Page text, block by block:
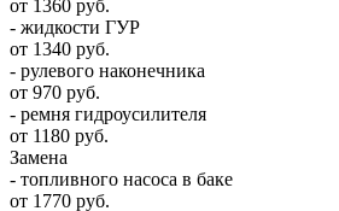
от 1360 руб.
- жидкости ГУР
от 1340 руб.
- рулевого наконечника
от 970 руб.
- ремня гидроусилителя
от 1180 руб.
Замена
- топливного насоса в баке
от 1770 руб.